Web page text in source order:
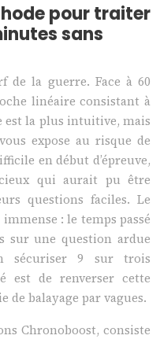
pour traiter
sans
de la guerre. Face à 60
linéaire consistant à
est la plus intuitive, mais
expose au risque de
en début d’épreuve,
qui aurait pu être
questions faciles. Le
: le temps passé
sur une question ardue
sécuriser 9 sur trois
est de renverser cette
de balayage par vagues.
Chronoboost, consiste